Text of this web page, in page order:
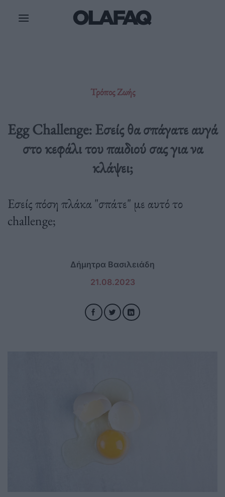
Τρόπος Ζωής
Egg Challenge: Εσείς θα σπάγατε αυγά
στο κεφάλι του παιδιού σας για να
κλάψει;
Εσείς πόση πλάκα "σπάτε" με αυτό το
challenge;
Δήμητρα Βασιλειάδη
21.08.2023